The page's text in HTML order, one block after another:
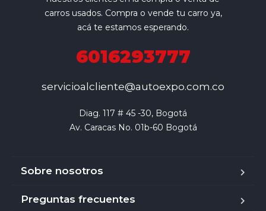
carros usados. Compra o vende tu carro ya,
acá te estamos esperando.
6016293777
servicioalcliente@autoexpo.com.co
Diag. 117 # 45 -30, Bogotá
Av. Caracas No. 01b-60 Bogotá
Sobre nosotros
Preguntas frecuentes